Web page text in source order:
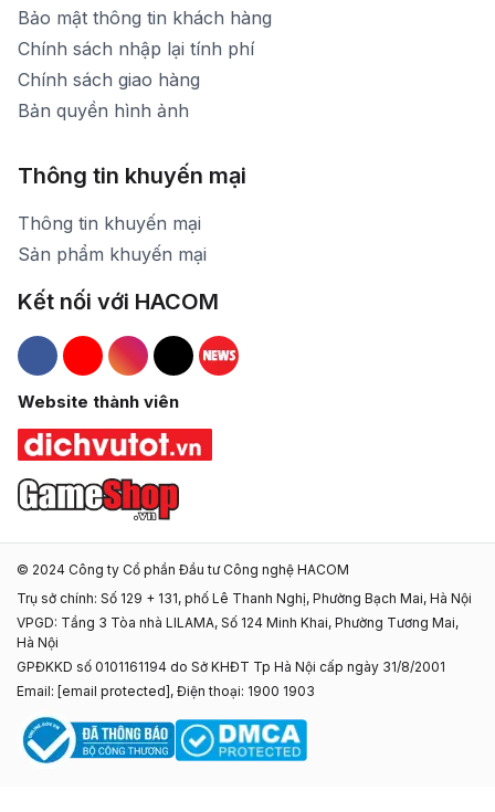
Bảo mật thông tin khách hàng
Chính sách nhập lại tính phí
Chính sách giao hàng
Bản quyền hình ảnh
Thông tin khuyến mại
Thông tin khuyến mại
Sản phẩm khuyến mại
Kết nối với HACOM
Hacom Facebook
Hacom YouTube
Hacom Instagram
Hacom TikTok
Website thành viên
© 2024 Công ty Cổ phần Đầu tư Công nghệ HACOM
Trụ sở chính: Số 129 + 131, phố Lê Thanh Nghị, Phường Bạch Mai, Hà Nội
VPGD: Tầng 3 Tòa nhà LILAMA, Số 124 Minh Khai, Phường Tương Mai,
Hà Nội
GPĐKKD số 0101161194 do Sở KHĐT Tp Hà Nội cấp ngày 31/8/2001
Email: [email protected] , Điện thoại: 1900 1903